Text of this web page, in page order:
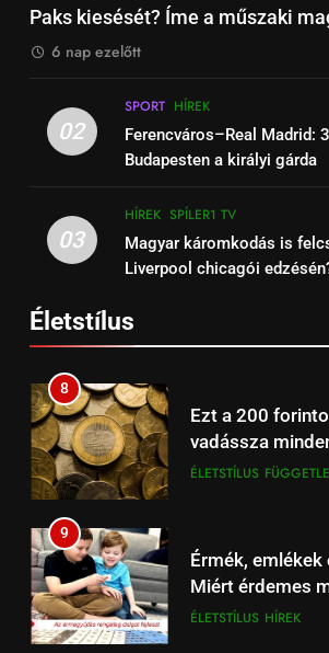
Premier League-
FÜGGETLEN HÍREK
Liverpool –
League
n ma élőben
HÍREK SPÍLER1 TV
16
Barcelona –
szuperkupa-
Spíler2 és A
17
Arsenal –
szuperrangadó
Spíler1 TV
online.
HÍREK SPORT
18
Beharangozó:
Liverpool
focimeccs ma az
ÉLŐ FÜGGETLEN
Paks kiesését? Íme a műszaki
6 nap ezelőtt
02
SPORT HÍREK
Ferencváros–Real Madrid:
Budapesten a királyi gárda
03
HÍREK SPÍLER1 TV
Magyar káromkodás is
Liverpool chicagói
Életstílus
engedélyezték a
a Balatonon és
Őrizzük meg
egészségünket
7
5 egyszerű
égj ki, ha
8
Ezt a 200
vadássza
sokszorosát éri
ÉLETSTÍLUS
9
Érmék, emlékek
Miért érdemes
gyermekkortól
ÉLETSTÍLUS HÍREK